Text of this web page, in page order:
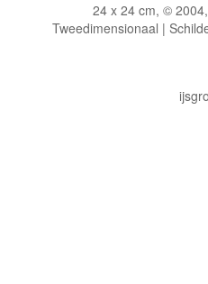
24 x 24 cm, ©
Tweedimensionaal |